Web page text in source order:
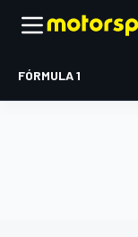
FÓRMULA 1